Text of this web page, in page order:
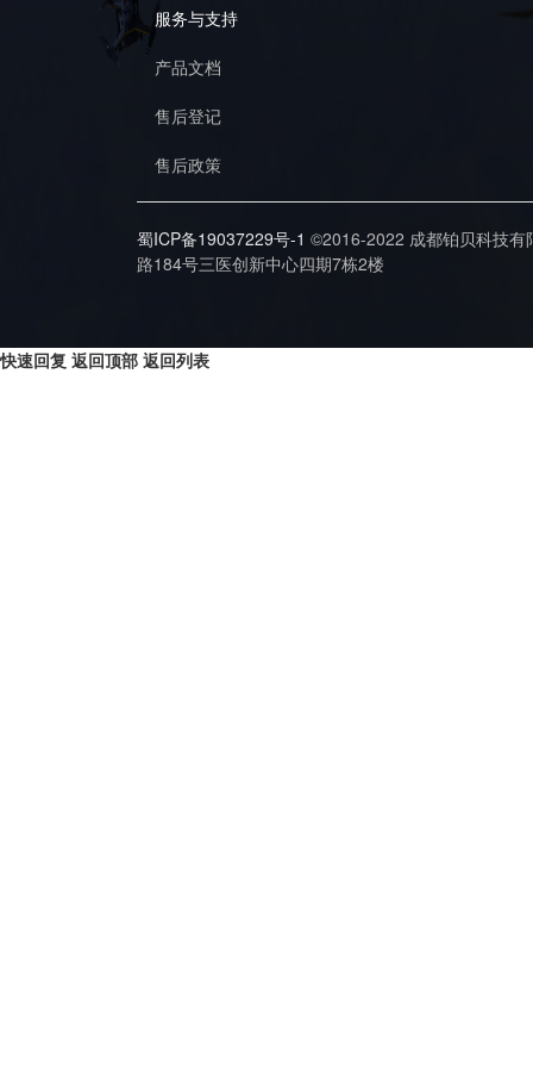
服务与支持
产品文档
售后登记
售后政策
蜀ICP备19037229号-1 ©2016-2022 成都铂贝科技
路184号三医创新中心四期7栋2楼
快速回复 返回顶部 返回列表